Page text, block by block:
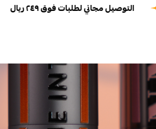
التوصيل مجاني لطلبات فوق ٢٤٩ ريال